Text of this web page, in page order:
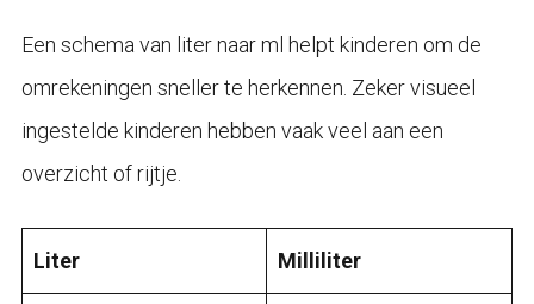
Een schema van liter naar ml helpt kinderen om de
omrekeningen sneller te herkennen. Zeker visueel
ingestelde kinderen hebben vaak veel aan een
overzicht of rijtje.
Liter Milliliter